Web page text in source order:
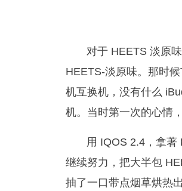
对于 HEETS 淡原
HEETS-淡原味。那时
机互换机，没有什么
机。当时第一次的心情
用 IQOS 2.4，拿
继续努力，把大半包
抽了一口带点烟草烘热